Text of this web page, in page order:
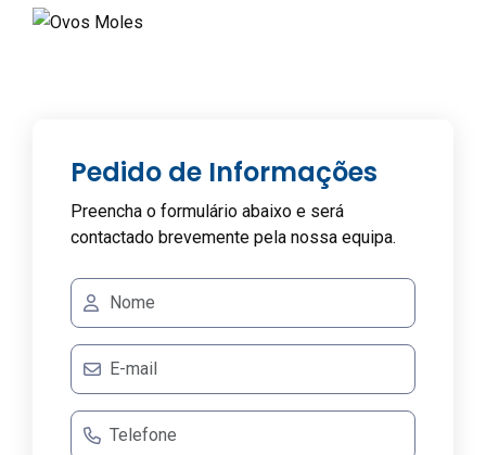
Pedido de Informações
Preencha o formulário abaixo e será
contactado brevemente pela nossa equipa.